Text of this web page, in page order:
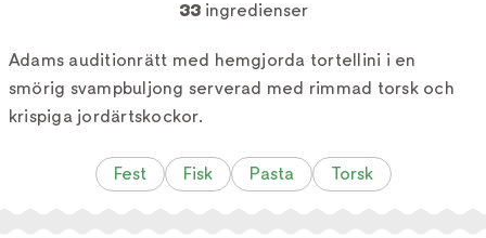
33ingredienser
Adams auditionrätt med hemgjorda tortellini i en
smörig svampbuljong serverad med rimmad torsk och
krispiga jordärtskockor.
Fest Fisk Pasta Torsk